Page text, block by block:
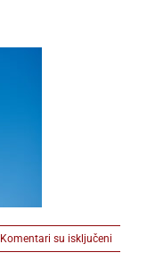
Komentari su isključeni